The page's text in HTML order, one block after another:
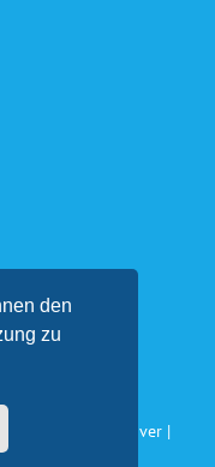
den
zu
Hannover |